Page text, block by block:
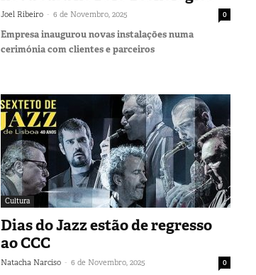
Joel Ribeiro - 6 de Novembro, 2025 0
Empresa inaugurou novas instalações numa
cerimónia com clientes e parceiros
Cultura
Dias do Jazz estão de regresso
ao CCC
Natacha Narciso - 6 de Novembro, 2025 0